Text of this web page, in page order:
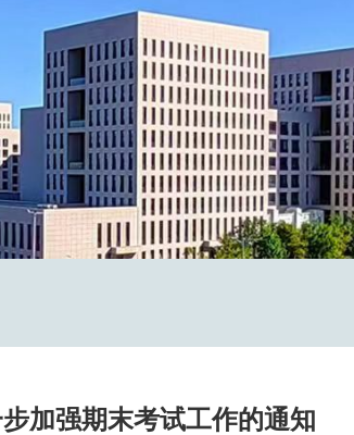
加强期末考试工作的通知